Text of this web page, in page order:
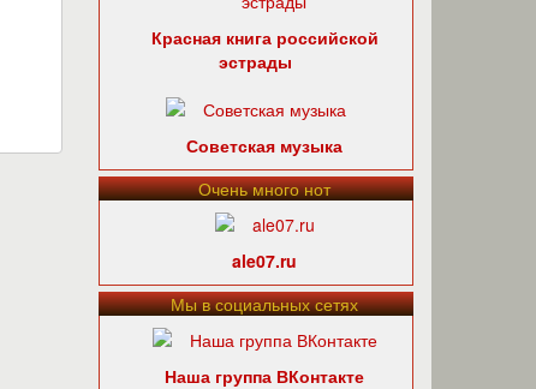
Красная книга российской
эстрады
Советская музыка
Очень много нот
ale07.ru
Мы в социальных сетях
Наша группа ВКонтакте